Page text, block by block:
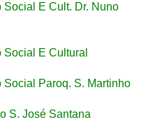
E Cult. Dr. Nuno
E Cultural
Paroq. S. Martinho
S. José Santana